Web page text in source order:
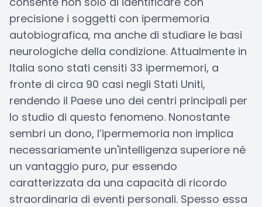
precisione i soggetti con ipermemoria
autobiografica, ma anche di studiare le basi
neurologiche della condizione. Attualmente in
Italia sono stati censiti 33 ipermemori, a
fronte di circa 90 casi negli Stati Uniti,
rendendo il Paese uno dei centri principali per
lo studio di questo fenomeno. Nonostante
sembri un dono, l’ipermemoria non implica
necessariamente un'intelligenza superiore né
un vantaggio puro, pur essendo
caratterizzata da una capacità di ricordo
straordinaria di eventi personali. Spesso essa